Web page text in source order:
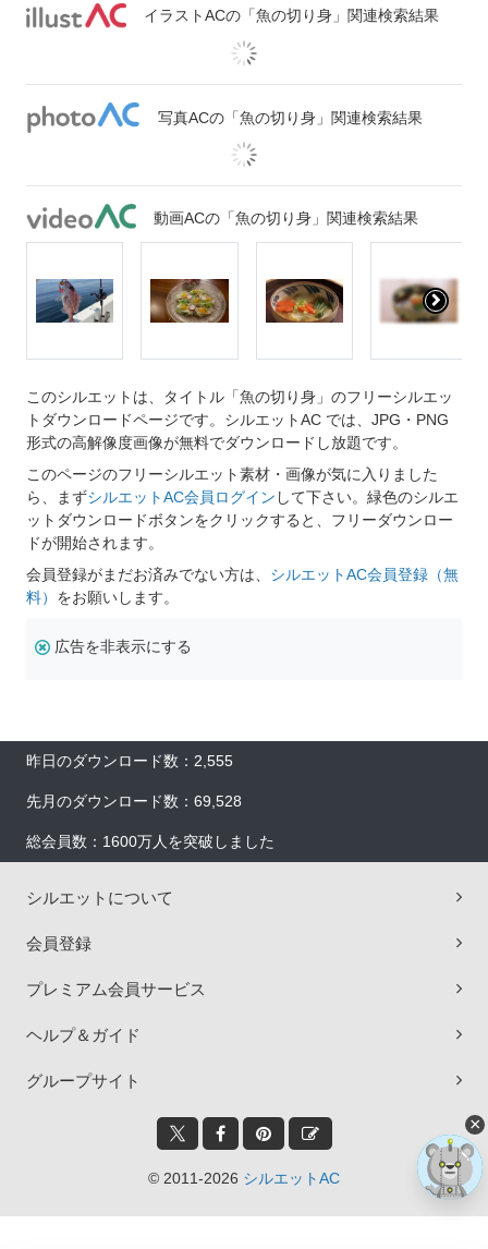
イラストACの「魚の切り身」関連検索結果
写真ACの「魚の切り身」関連検索結果
動画ACの「魚の切り身」関連検索結果
このシルエットは、タイトル「魚の切り身」のフリーシルエッ
トダウンロードページです。シルエットAC では、JPG・PNG
形式の高解像度画像が無料でダウンロードし放題です。
このページのフリーシルエット素材・画像が気に入りました
ら、まずシルエットAC会員ログイン して下さい。緑色のシルエ
ットダウンロードボタンをクリックすると、フリーダウンロー
ドが開始されます。
会員登録がまだお済みでない方は、 シルエットAC会員登録（無
料） をお願いします。
広告を非表示にする
昨日のダウンロード数：2,555
先月のダウンロード数：69,528
総会員数：1600万人を突破しました
シルエットについて
会員登録
プレミアム会員サービス
ヘルプ＆ガイド
グループサイト
© 2011-2026 シルエットAC
×